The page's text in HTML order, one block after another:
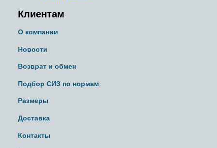
Клиентам
О компании
Новости
Возврат и обмен
Подбор СИЗ по нормам
Размеры
Доставка
Контакты